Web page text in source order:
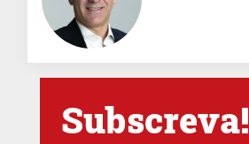
Subscreva!